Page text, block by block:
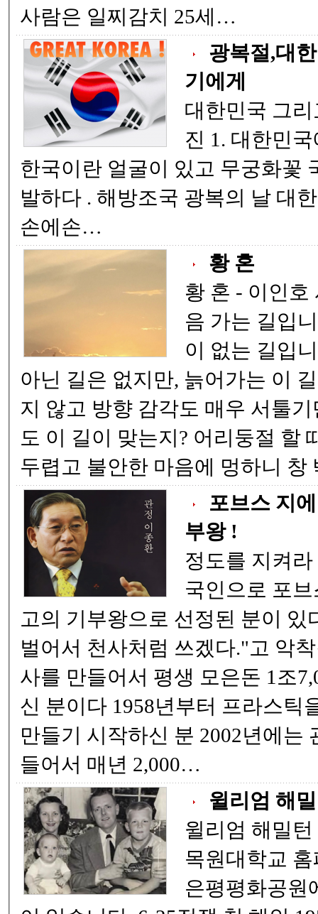
사람은 일찌감치 25세…
광복절,대
기에게
대한민국 그리고 태극기에게 함동
진 1. 대한민국에 네가 있으므로
한국이란 얼굴이 있고 무궁화꽃 국민의 가슴속에 만
발하다 . 해방조국 광복의 날 대한민국 건국 있던 날
손에손…
황 혼
황 혼 - 이인호 시- 늙어가는 길 처
음 가는 길입니다. 한 번도
이 없는 길입니다. 무엇 하
아닌 길은 없지만, 늙어가는 이 길은 몸이 마음과 같
지 않고 방향 감각도 매우 서툴기만 합니다. 가면서
도 이 길이 맞는지? 어리둥절 할 때가 많습니다. 때론
두렵고 불안한 마음에 멍
포브스 지
부왕 !
정도를 지켜라
국인으로 포
고의 기부왕으로 선정된 분이 있다. "평생 거지
벌어서 천사처럼 쓰겠다."고 악
사를 만들어서 평생 모은돈 1조
신 분이다 1958년부터 프라스틱을 주워서 양동이를
만들기 시작하신 분 2002년에는 관정 장학 재단을 마
들어서 매년 2,000…
윌리엄 해
윌리엄 해밀
목원대학교 홈페이지
은평평화공원